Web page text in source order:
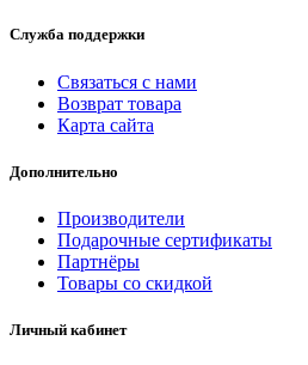
Служба поддержки
Связаться с нами
Возврат товара
Карта сайта
Дополнительно
Производители
Подарочные сертификаты
Партнёры
Товары со скидкой
Личный кабинет